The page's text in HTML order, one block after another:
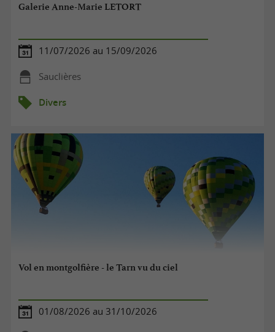
Galerie Anne-Marie LETORT
11/07/2026 au 15/09/2026
Sauclières
Divers
Vol en montgolfière - le Tarn vu du ciel
01/08/2026 au 31/10/2026